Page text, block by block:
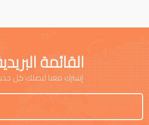
القائمة
إشترك معنا ليصلك كل